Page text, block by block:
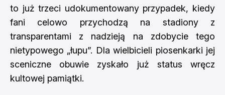
to już trzeci udokumentowany przypadek, kiedy
fani celowo przychodzą na stadiony z
transparentami z nadzieją na zdobycie tego
nietypowego „łupu”. Dla wielbicieli piosenkarki jej
sceniczne obuwie zyskało już status wręcz
kultowej pamiątki.